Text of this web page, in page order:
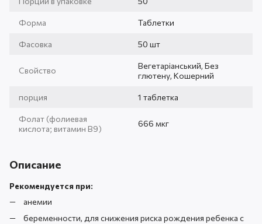
Форма Таблетки
Фасовка 50 шт
Свойство
Вегетаріанський, Без
глютену, Кошерний
порция 1 таблетка
Фолат (фолиевая
кислота; витамин В9)
666 мкг
Описание
Рекомендуется при:
анемии
беременности, для снижения риска рождения ребенка с